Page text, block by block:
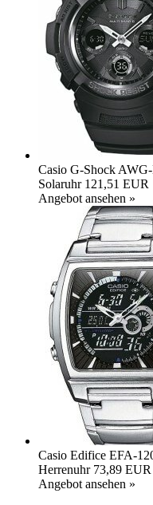
Casio G-Shock
Solaruhr 121,51 EUR
Angebot ansehen »
Casio Edifice EFA-
Herrenuhr 73,89 EUR
Angebot ansehen »